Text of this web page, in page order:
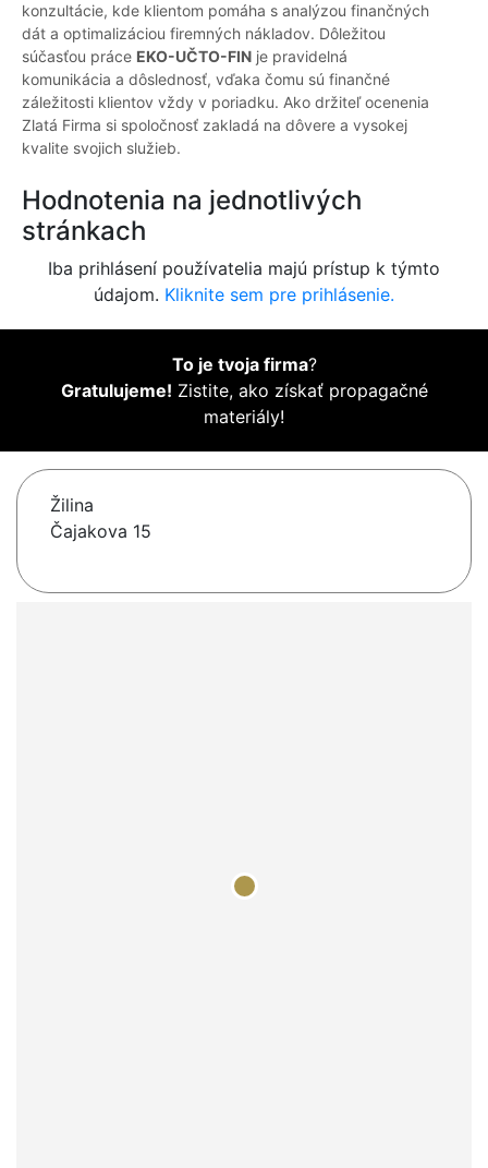
konzultácie, kde klientom pomáha s analýzou finančných
dát a optimalizáciou firemných nákladov. Dôležitou
súčasťou práce EKO-UČTO-FIN je pravidelná
komunikácia a dôslednosť, vďaka čomu sú finančné
záležitosti klientov vždy v poriadku. Ako držiteľ ocenenia
Zlatá Firma si spoločnosť zakladá na dôvere a vysokej
kvalite svojich služieb.
Hodnotenia na jednotlivých
stránkach
Iba prihlásení používatelia majú prístup k týmto
údajom. Kliknite sem pre prihlásenie.
To je tvoja firma?
Gratulujeme! Zistite, ako získať propagačné
materiály!
Žilina
Čajakova 15